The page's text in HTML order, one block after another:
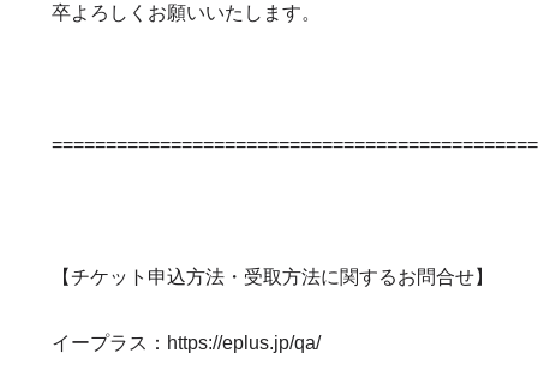
卒よろしくお願いいたします。
【チケット申込方法・受取方法に関するお問合せ】
イープラス： https://eplus.jp/qa/